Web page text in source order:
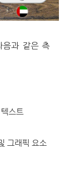
음과 같은 측
스트
그래픽 요소